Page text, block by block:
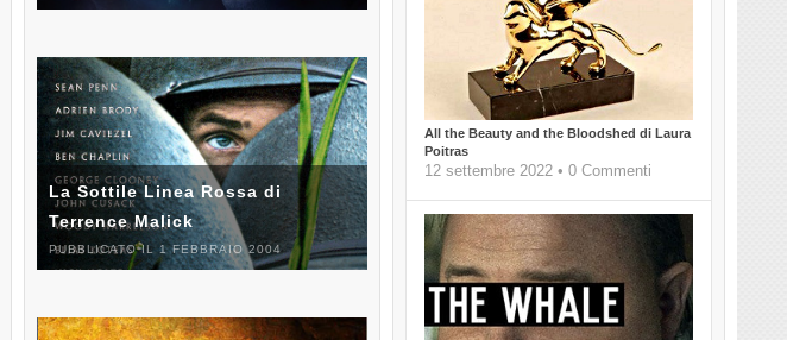
All the Beauty and the Bloodshed di Laura
Poitras
12 settembre 2022 • 0 Commenti
La Sottile Linea Rossa di
Terrence Malick
PUBBLICATO IL 1 FEBBRAIO 2004